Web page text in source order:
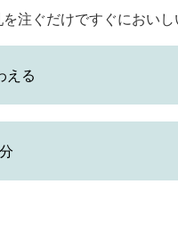
注ぐだけですぐにおいし
える